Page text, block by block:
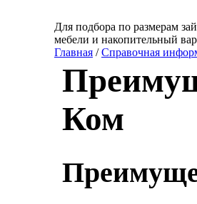
Для подбора по размерам
мебели и накопительный
Главная /Справочная
Ком